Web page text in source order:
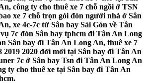
công ty cho thuê xe 7 chỗ ngồi ở TSN
xe 7 chỗ trọn gói đón người nhà ở Sân
xe 4c-7c từ Sân bay Sài Gòn về Tân
7c đón Sân bay tphcm đi Tân An Long
Sân bay đi Tân An Long An, thuê xe 7
2019 2020 đời mới tại Sân bay đi Tân An
7c ở Sân bay Tsn đi Tân An Long An
ty cho thuê xe tại Sân bay đi Tân An